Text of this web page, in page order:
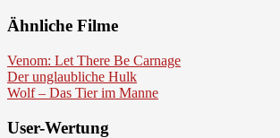
Ähnliche Filme
Venom: Let There Be Carnage
Der unglaubliche Hulk
Wolf – Das Tier im Manne
User-Wertung